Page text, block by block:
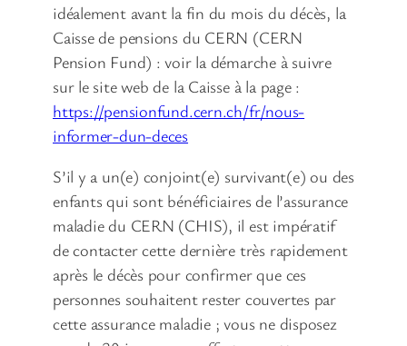
idéalement avant la fin du mois du décès, la
Caisse de pensions du CERN (CERN
Pension Fund) : voir la démarche à suivre
sur le site web de la Caisse à la page :
https://pensionfund.cern.ch/fr/nous-
informer-dun-deces
S’il y a un(e) conjoint(e) survivant(e) ou des
enfants qui sont bénéficiaires de l’assurance
maladie du CERN (CHIS), il est impératif
de contacter cette dernière très rapidement
après le décès pour confirmer que ces
personnes souhaitent rester couvertes par
cette assurance maladie ; vous ne disposez